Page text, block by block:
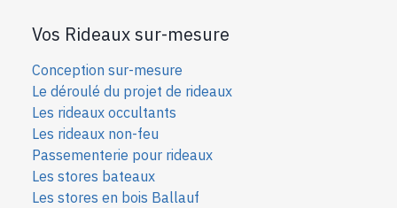
Vos Rideaux sur-mesure
Conception sur-mesure
Le déroulé du projet de rideaux
Les rideaux occultants
Les rideaux non-feu
Passementerie pour rideaux
Les stores bateaux
Les stores en bois Ballauf